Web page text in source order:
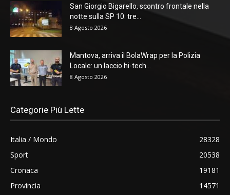
San Giorgio Bigarello, scontro frontale nella
notte sulla SP 10: tre...
8 Agosto 2026
Mantova, arriva il BolaWrap per la Polizia
Locale: un laccio hi-tech...
8 Agosto 2026
Categorie Più Lette
Italia / Mondo
28328
Sport
20538
Cronaca
19181
Provincia
14571